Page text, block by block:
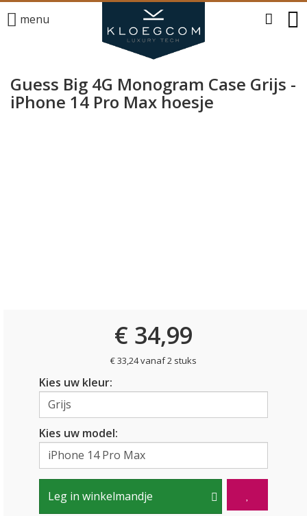
menu
Guess Big 4G Monogram Case Grijs -
iPhone 14 Pro Max hoesje
€ 34,99
€ 33,24 vanaf 2 stuks
Kies uw kleur:
Kies uw model:
Leg in winkelmandje